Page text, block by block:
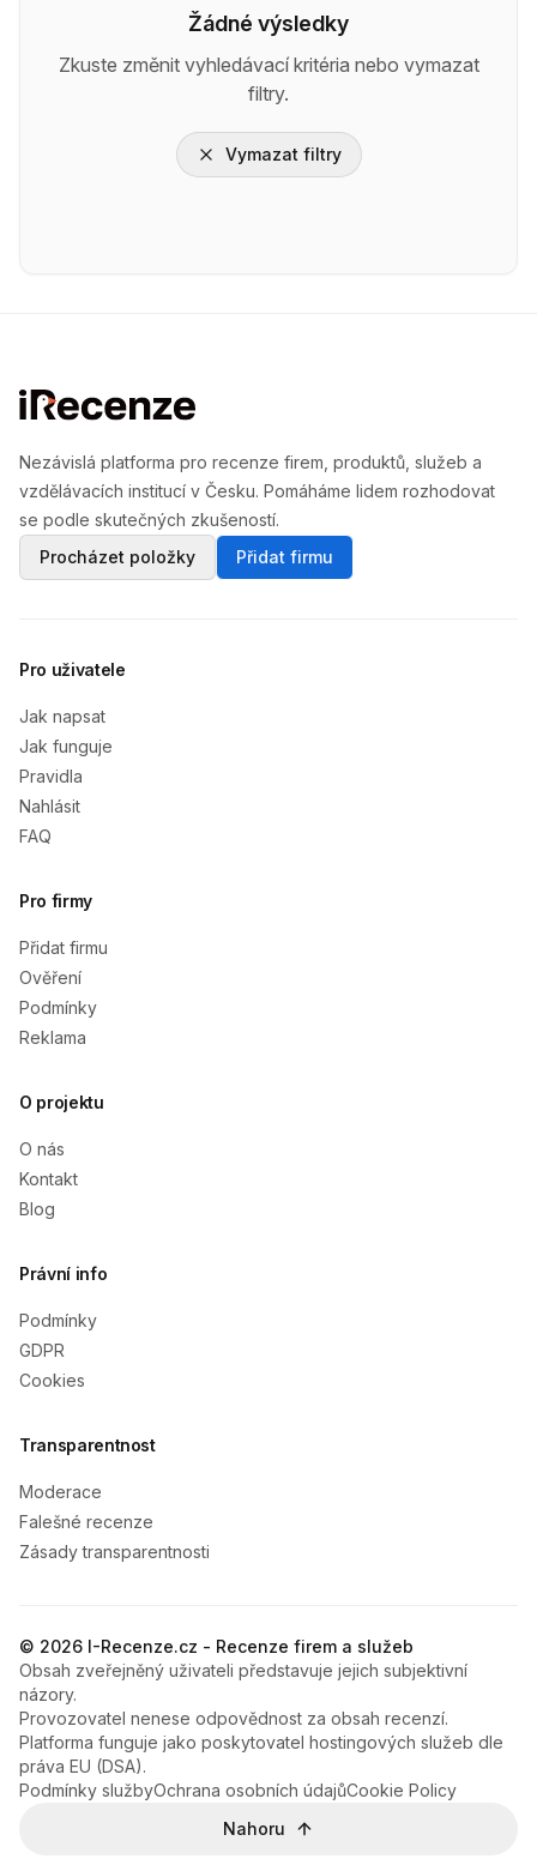
Žádné výsledky
Zkuste změnit vyhledávací kritéria nebo vymazat
filtry.
Vymazat filtry
Nezávislá platforma pro recenze firem, produktů, služeb a
vzdělávacích institucí v Česku. Pomáháme lidem rozhodovat
se podle skutečných zkušeností.
Procházet položky
Přidat firmu
Pro uživatele
Jak napsat
Jak funguje
Pravidla
Nahlásit
FAQ
Pro firmy
Přidat firmu
Ověření
Podmínky
Reklama
O projektu
O nás
Kontakt
Blog
Právní info
Podmínky
GDPR
Cookies
Transparentnost
Moderace
Falešné recenze
Zásady transparentnosti
© 2026 I-Recenze.cz - Recenze firem a služeb
Obsah zveřejněný uživateli představuje jejich subjektivní
názory.
Provozovatel nenese odpovědnost za obsah recenzí.
Platforma funguje jako poskytovatel hostingových služeb dle
práva EU (DSA).
Podmínky službyOchrana osobních údajůCookie Policy
Nahoru